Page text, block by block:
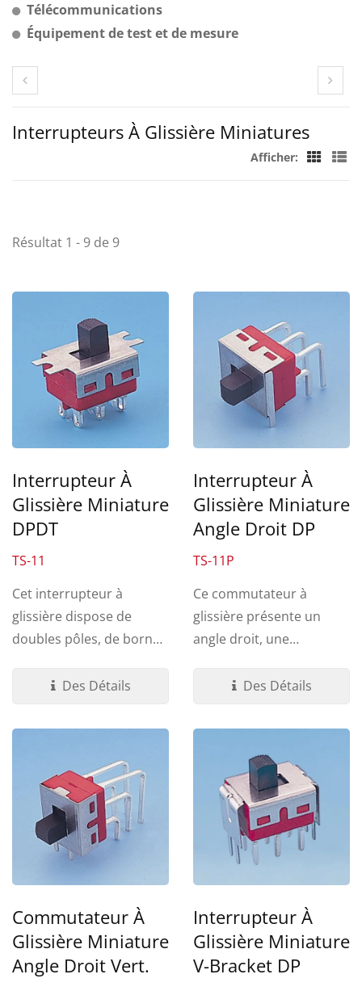
Télécommunications
Équipement de test et de mesure
Interrupteurs À Glissière Miniatures
Afficher:
Résultat 1 - 9 de 9
Interrupteur À
Glissière Miniature
DPDT
TS-11
Cet interrupteur à
glissière dispose de
doubles pôles, de bornes
terminaisons...
Des Détails
Interrupteur À
Glissière Miniature
Angle Droit DP
TS-11P
Ce commutateur à
glissière présente un
angle droit, une
trou PC. Une variété...
Des Détails
Commutateur À
Glissière Miniature
Angle Droit Vert.
Interrupteur À
Glissière Miniature
V-Bracket DP